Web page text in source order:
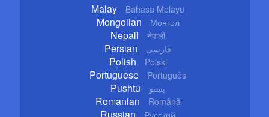
Malay Bahasa Melayu
Mongolian Монгол
Nepali नेपाली
Persian فارسی
Polish Polski
Portuguese Português
Pushtu پښتو
Romanian Română